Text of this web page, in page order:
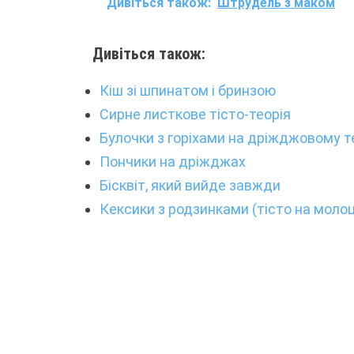
Дивіться також:
Кіш зі шпинатом і бринзою
Сирне листкове тісто-теорія
Булочки з горіхами на дріжджовому
Пончики на дріжджах
Бісквіт, який вийде завжди
Кексики з родзинками (тісто на